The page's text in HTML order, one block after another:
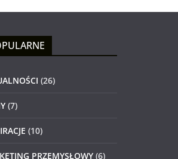
(26)
(7)
(10)
PRZEMYSŁOWY (6)